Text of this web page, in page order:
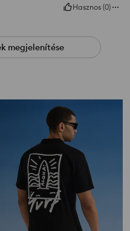
Hasznos (0)
megjelenítése